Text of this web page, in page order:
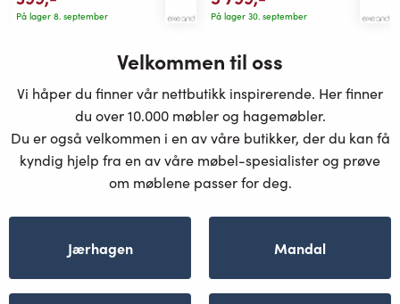
På lager 8. september På lager 30. september
Velkommen til oss
Vi håper du finner vår nettbutikk inspirerende. Her finner
du over 10.000 møbler og hagemøbler.
Du er også velkommen i en av våre butikker, der du kan få
kyndig hjelp fra en av våre møbel-spesialister og prøve
om møblene passer for deg.
Jærhagen Mandal